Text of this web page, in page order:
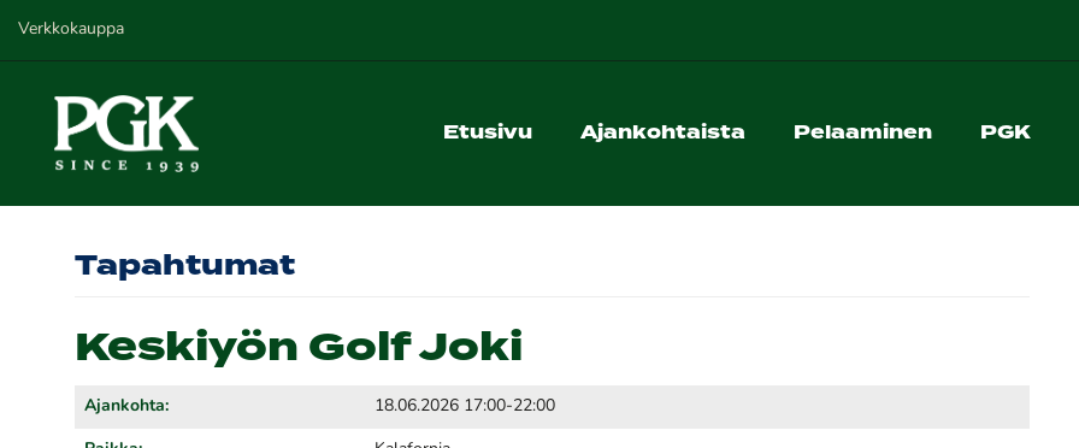
Verkkokauppa
Etusivu Ajankohtaista Pelaaminen PGK
Tapahtumat
Keskiyön Golf Joki
Ajankohta: 18.06.2026 17:00-22:00